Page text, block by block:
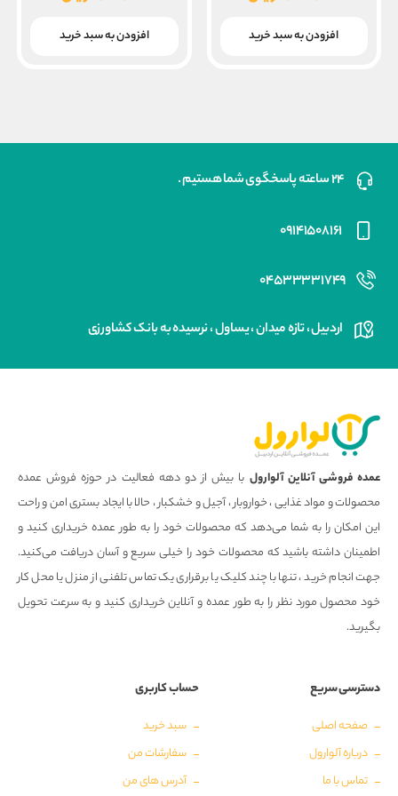
بود. فعلی
افزودن به سبد خرید
بود. فعلی
افزودن به سبد خرید
۲۴ ساعته پاسخگوی شما هستیم .
۰۹۱۴۱۵۰۸۱۶۱
۰۴۵۳۳۳۳۱۷۴۹
اردبیل ، تازه میدان ، یساول ، نرسیده به بانک کشاورزی
عمده فروشی آنلاین آلوارول با بیش از دو دهه فعالیت در حوزه فروش عمده
محصولات و مواد غذایی ، خواروبار ، آجیل و خشکبار ، حالا با ایجاد بستری امن و راحت
این امکان را به شما می‌دهد که محصولات خود را به طور عمده خریداری کنید و
اطمینان داشته باشید که محصولات خود را خیلی سریع و آسان دریافت می‌کنید.
جهت انجام خرید ، تنها با چند کلیک یا برقراری یک تماس تلفنی از منزل یا محل کار
خود محصول مورد نظر را به طور عمده و آنلاین خریداری کنید و به سرعت تحویل
بگیرید.
دسترسی سریع
صفحه اصلی
درباره آلوارول
تماس با ما
حساب کاربری
سبد خرید
سفارشات من
آدرس های من